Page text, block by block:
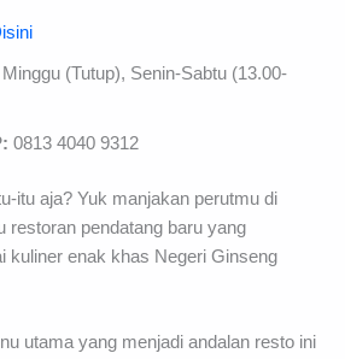
Minggu (Tutup), Senin-Sabtu (13.00-
0813 4040 9312
itu aja? Yuk manjakan perutmu di
restoran pendatang baru yang
kuliner enak khas Negeri Ginseng
utama yang menjadi andalan resto ini